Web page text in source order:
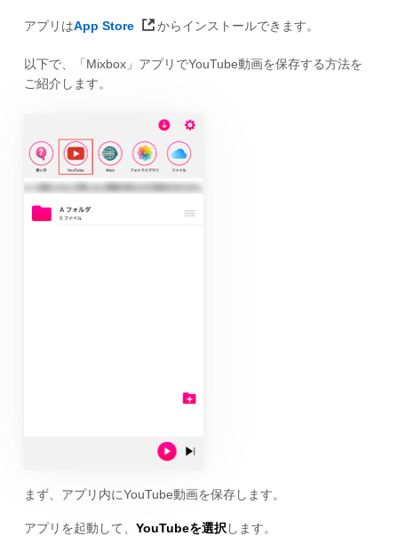
アプリはApp Store からインストールできます。
以下で、「Mixbox」アプリでYouTube動画を保存する方法を
ご紹介します。
まず、アプリ内にYouTube動画を保存します。
アプリを起動して、 YouTubeを選択します。